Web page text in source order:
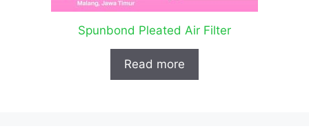
Spunbond Pleated Air Filter
Read more